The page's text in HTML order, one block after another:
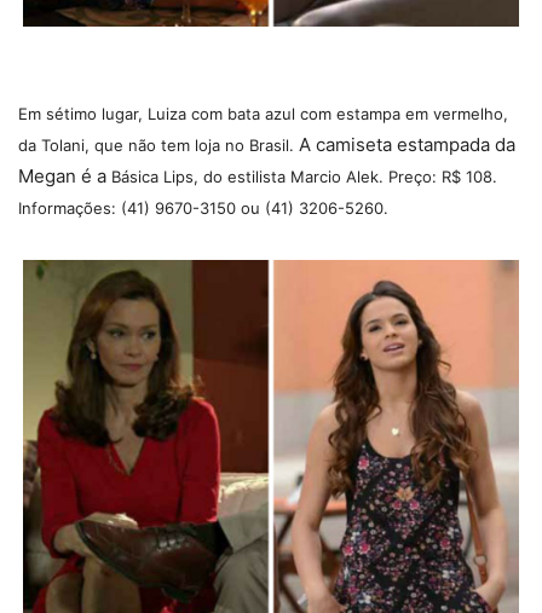
Em sétimo lugar, Luiza com bata azul com estampa em vermelho,
da Tolani, que não tem loja no Brasil. A camiseta estampada da
Megan é a Básica Lips, do estilista Marcio Alek. Preço: R$ 108.
Informações: (41) 9670-3150 ou (41) 3206-5260.